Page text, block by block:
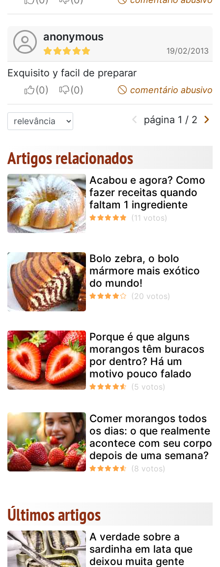
anonymous
19/02/2013
Exquisito y facil de preparar
I apreciateI do not appreciatecomentário abusivo
página 1 / 2
Artigos relacionados
Acabou e agora? Como
fazer receitas quando
faltam 1 ingrediente
Bolo zebra, o bolo
mármore mais exótico
do mundo!
Porque é que alguns
morangos têm buracos
por dentro? Há um
motivo pouco falado
Comer morangos todos
os dias: o que realmente
acontece com seu corpo
depois de uma semana?
Últimos artigos
A verdade sobre a
sardinha em lata que
deixou muita gente